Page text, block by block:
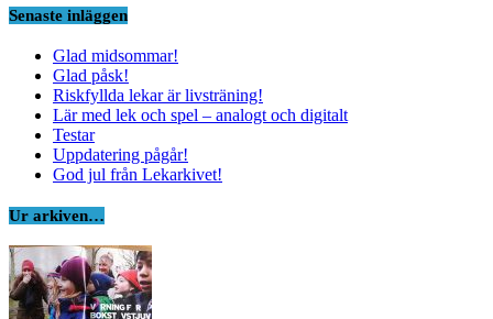
Senaste inläggen
Glad midsommar!
Glad påsk!
Riskfyllda lekar är livsträning!
Lär med lek och spel – analogt och digitalt
Testar
Uppdatering pågår!
God jul från Lekarkivet!
Ur arkiven…